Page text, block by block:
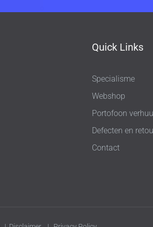
Quick Links
Specialisme
Webshop
Portofoon
Defecten en
Contact